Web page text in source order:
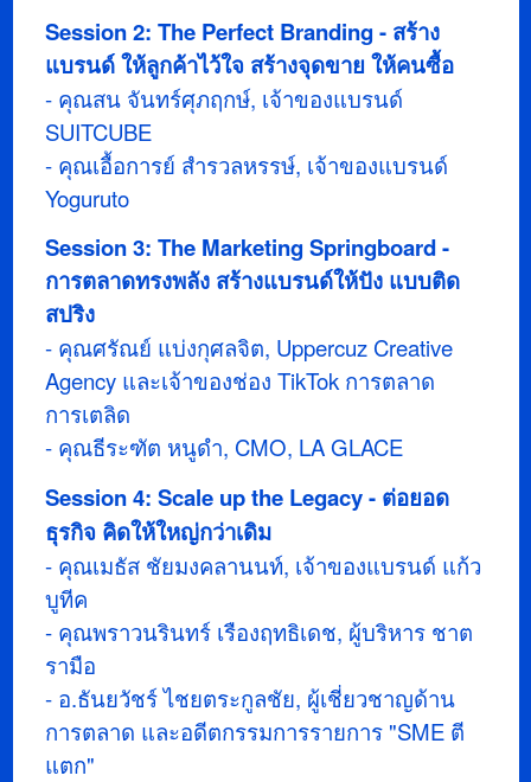
Session 2: The Perfect Branding - สร้าง
แบรนด์ ให้ลูกค้าไว้ใจ สร้างจุดขาย ให้คนซื้อ
- คุณสน จันทร์ศุภฤกษ์, เจ้าของแบรนด์
SUITCUBE
- คุณเอื้อการย์ สำรวลหรรษ์, เจ้าของแบรนด์
Yoguruto
Session 3: The Marketing Springboard -
การตลาดทรงพลัง สร้างแบรนด์ให้ปัง แบบติด
สปริง
- คุณศรัณย์ แบ่งกุศลจิต, Uppercuz Creative
Agency และเจ้าของช่อง TikTok การตลาด
การเตลิด
- คุณธีระฑัต หนูดำ, CMO, LA GLACE
Session 4: Scale up the Legacy - ต่อยอด
ธุรกิจ คิดให้ใหญ่กว่าเดิม
- คุณเมธัส ชัยมงคลานนท์, เจ้าของแบรนด์ แก้ว
บูทีค
- คุณพราวนรินทร์ เรืองฤทธิเดช, ผู้บริหาร ชาต
รามือ
- อ.ธันยวัชร์ ไชยตระกูลชัย, ผู้เชี่ยวชาญด้าน
การตลาด และอดีตกรรมการรายการ "SME ตี
แตก"